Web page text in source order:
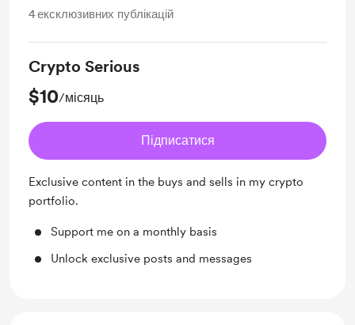
4ексклюзивних публікацій
Crypto Serious
$10/місяць
Підписатися
Exclusive content in the buys and sells in my crypto
portfolio.
Support me on a monthly basis
Unlock exclusive posts and messages